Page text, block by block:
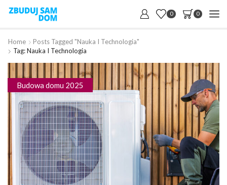
0 0
Home
Posts Tagged "nauka I Technologia"
Tag: Nauka I Technologia
Budowa domu 2025